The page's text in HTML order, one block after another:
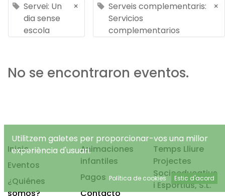
Servei: Un
dia sense
escola
×
Serveis complementaris:
Servicios
complementarios
×
No se encontraron eventos.
Inicio
Eventos
¿Quiénes
somos?
Animaciones
infantiles
Pagos
Contacto
Temps Lliure
Projectes
Socioeducatius
i Esportius, S.L.
Utilitzem galetes per proporcionar-vos una millor
experiència d'usuari.
Política de cookies Estic d'acord